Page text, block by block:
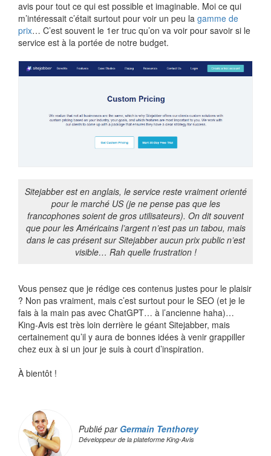
avis pour tout ce qui est possible et imaginable. Moi ce qui
m’intéressait c’était surtout pour voir un peu la gamme de
prix… C’est souvent le 1er truc qu’on va voir pour savoir si le
service est à la portée de notre budget.
Sitejabber est en anglais, le service reste vraiment orienté
pour le marché US (je ne pense pas que les
francophones soient de gros utilisateurs). On dit souvent
que pour les Américains l’argent n’est pas un tabou, mais
dans le cas présent sur Sitejabber aucun prix public n’est
visible… Rah quelle frustration !
Vous pensez que je rédige ces contenus justes pour le plaisir
? Non pas vraiment, mais c’est surtout pour le SEO (et je le
fais à la main pas avec ChatGPT… à l’ancienne haha)…
King-Avis est très loin derrière le géant Sitejabber, mais
certainement qu’il y aura de bonnes idées à venir grappiller
chez eux à si un jour je suis à court d’inspiration.
À bientôt !
Publié par Germain Tenthorey
Développeur de la plateforme King-Avis